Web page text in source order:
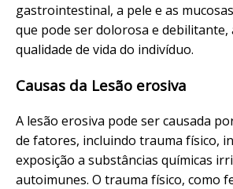
gastrointestinal, a pele e as
que pode ser dolorosa e debilitante,
qualidade de vida do indivíduo.
Causas da Lesão erosiva
A lesão erosiva pode ser causada
de fatores, incluindo trauma físico,
exposição a substâncias químicas
autoimunes. O trauma físico, como